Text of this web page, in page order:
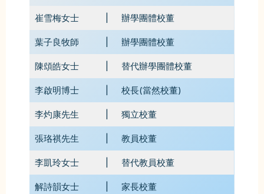
崔雪梅女士 辦學團體校董
葉子良牧師 辦學團體校董
陳頌皓女士 替代辦學團體校董
李啟明博士 校長(當然校董)
李灼康先生 獨立校董
張珞祺先生 教員校董
李凱玲女士 替代教員校董
解詩韻女士 家長校董